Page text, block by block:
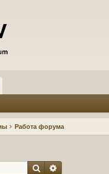
Работа форума
Поиск